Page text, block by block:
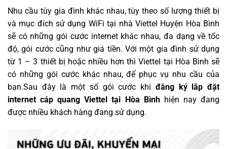
Nhu cầu tùy gia đình khác nhau, tùy theo số lượng thiết bị
và mục đích sử dụng WiFi tại nhà Viettel Huyện Hòa Bình
sẽ có những gói cước internet khác nhau, đa dạng về tốc
độ, gói cước cũng như giá tiền. Với một gia đình sử dụng
từ 1 – 3 thiết bị hoặc nhiều hơn thì Viettel tại Hòa Bình sẽ
có những gói cước khác nhau, để phục vụ nhu cầu của
bạn.Sau đây là một số gói cước khi đăng ký
lắp đặt
internet cáp quang Viettel tại Hòa Bình hiện nay đang
được nhiều khách hàng đang sử dụng.